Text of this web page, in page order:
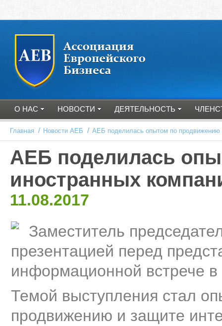
О НАС НОВОСТИ ДЕЯТЕЛЬНОСТЬ
Главная / Новости АЕБ / АЕБ поделилась опытом по продвижению
АЕБ поделилась
иностранных
11.08.2017
Заместитель
презентацией перед
информационной встрече
Темой выступления стал
продвижению и защите